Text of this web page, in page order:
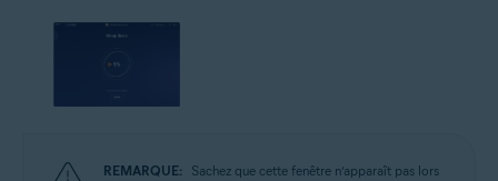
REMARQUE:
Sachez que cette fenêtre n’apparaît pas lors